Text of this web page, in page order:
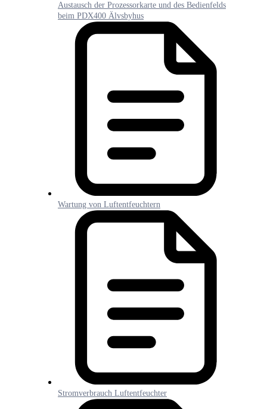
Austausch der Prozessorkarte und des Bedienfelds
beim PDX400 Älvsbyhus
Wartung von Luftentfeuchtern
Stromverbrauch Luftentfeuchter